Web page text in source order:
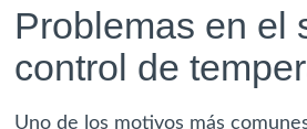
Problemas en el
control de
Uno de los motivos más